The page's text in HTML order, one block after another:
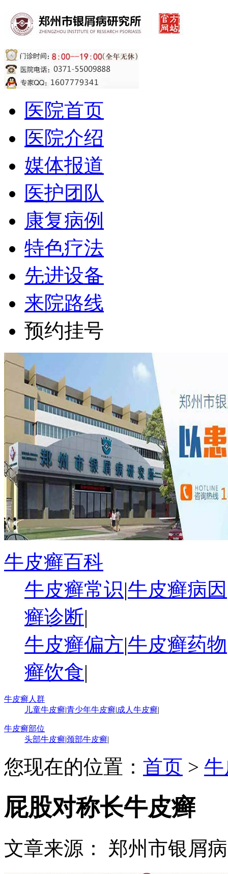
医院首页
医院介绍
媒体报道
医护团队
康复病例
特色疗法
先进设备
来院路线
预约挂号
牛皮癣百科
牛皮癣常识|牛皮癣病因
癣诊断|
牛皮癣偏方|牛皮癣药物
癣饮食|
牛皮癣人群
儿童牛皮癣|青少年牛皮癣|成人牛皮癣|
牛皮癣部位
头部牛皮癣|颈部牛皮癣|
您现在的位置： 首页 >
屁股对称长牛皮癣
文章来源： 郑州市银屑